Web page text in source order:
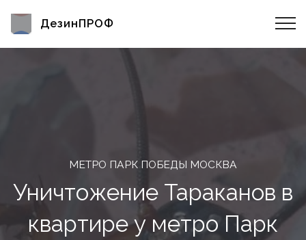
ДезинПРОФ
МЕТРО ПАРК ПОБЕДЫ МОСКВА
Уничтожение Тараканов в
квартире у метро Парк